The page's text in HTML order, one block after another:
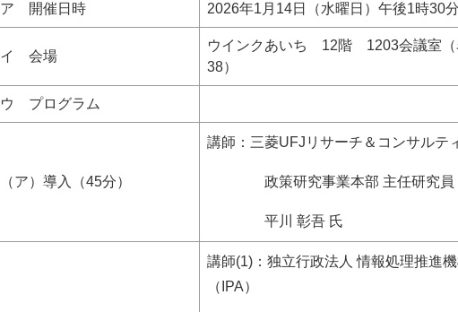
ア 開催日時 2026年1月14日（水曜日）午後1時30
イ 会場
ウインクあいち 12階 1203会議室（
38）
ウ プログラム
（ア）導入（45分）
講師：三菱UFJリサーチ＆コンサルテ
政策研究事業本部 主任研究員
平川 彰吾 氏
講師(1)：独立行政法人 情報処理推進
（IPA）